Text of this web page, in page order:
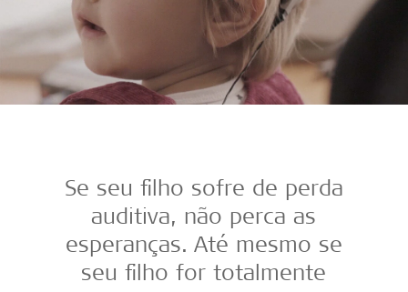
Se seu filho sofre de perda
auditiva, não perca as
esperanças. Até mesmo se
seu filho for totalmente